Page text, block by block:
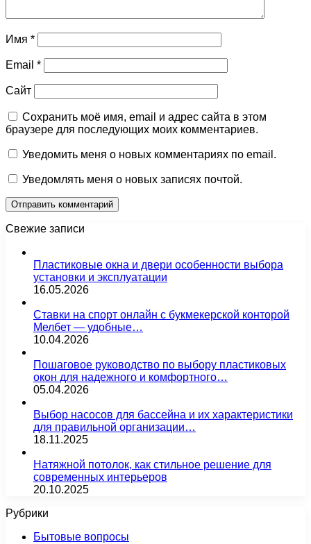
Имя *
Email *
Сайт
Сохранить моё имя, email и адрес сайта в этом
браузере для последующих моих комментариев.
Уведомить меня о новых комментариях по email.
Уведомлять меня о новых записях почтой.
Свежие записи
Пластиковые окна и двери особенности выбора
установки и эксплуатации
16.05.2026
Ставки на спорт онлайн с букмекерской конторой
Мелбет — удобные…
10.04.2026
Пошаговое руководство по выбору пластиковых
окон для надежного и комфортного…
05.04.2026
Выбор насосов для бассейна и их характеристики
для правильной организации…
18.11.2025
Натяжной потолок, как стильное решение для
современных интерьеров
20.10.2025
Рубрики
Бытовые вопросы